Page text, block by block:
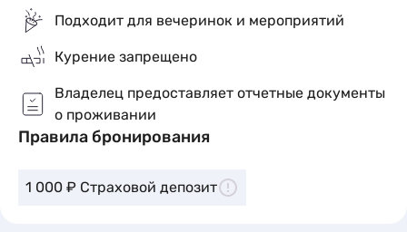
Подходит для вечеринок и мероприятий
Курение запрещено
Владелец предоставляет отчетные документы
о проживании
Правила бронирования
1 000 ₽ Страховой депозит